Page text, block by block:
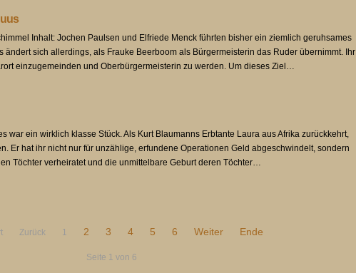
Inhalt: Jochen Paulsen und Elfriede Menck führten bisher ein ziemlich geruhsames
ändert sich allerdings, als Frauke Beerboom als Bürgermeisterin das Ruder übernimmt. Ihr
einzugemeinden und Oberbürgermeisterin zu werden. Um dieses Ziel…
war ein wirklich klasse Stück. Als Kurt Blaumanns Erbtante Laura aus Afrika zurückkehrt,
Er hat ihr nicht nur für unzählige, erfundene Operationen Geld abgeschwindelt, sondern
Töchter verheiratet und die unmittelbare Geburt deren Töchter…
Zurück 1 2 3 4 5 6 Weiter Ende
Seite 1 von 6